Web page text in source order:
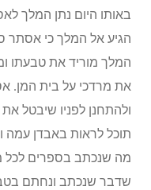
באותו היום נתן המלך
הגיע אל המלך כי אסתר
המלך מוריד את טבעתו
את מרדכי על בית המן.
ולהתחנן לפניו שיבטל
תוכל לראות באבדן
מה שנכתב בספרים לכל
שדבר שנכתב ונחתם